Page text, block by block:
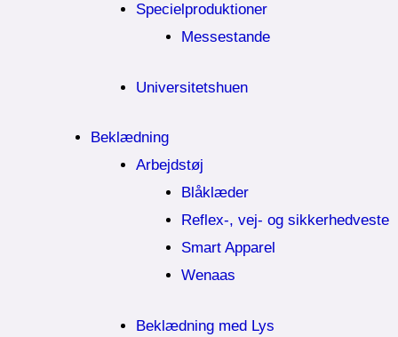
Specielproduktioner
Messestande
Universitetshuen
Beklædning
Arbejdstøj
Blåklæder
Reflex-, vej- og sikkerhedveste
Smart Apparel
Wenaas
Beklædning med Lys